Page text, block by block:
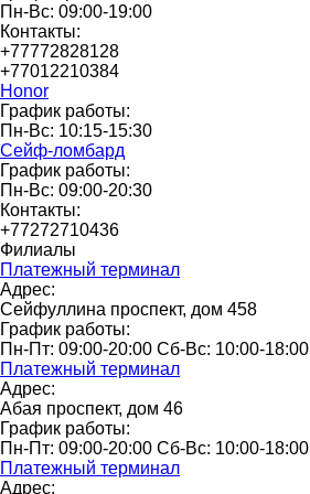
Пн-Вс: 09:00-19:00
Контакты:
+77772828128
+77012210384
Honor
График работы:
Пн-Вс: 10:15-15:30
Сейф-ломбард
График работы:
Пн-Вс: 09:00-20:30
Контакты:
+77272710436
Филиалы
Платежный терминал
Адрес:
Сейфуллина проспект, дом 458
График работы:
Пн-Пт: 09:00-20:00 Сб-Вс: 10:00-18:00
Платежный терминал
Адрес:
Абая проспект, дом 46
График работы:
Пн-Пт: 09:00-20:00 Сб-Вс: 10:00-18:00
Платежный терминал
Адрес: